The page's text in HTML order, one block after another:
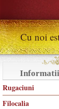
Cu noi
Rugaciuni
Filocalia